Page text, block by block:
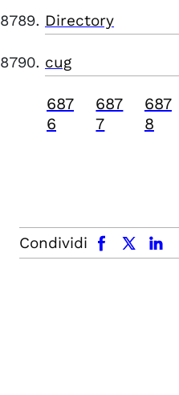
Directory
cug
687
6
687
7
687
8
Condividi
facebook x.com linkedin